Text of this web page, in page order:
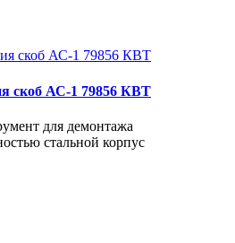
скоб АС-1 79856 КВТ
для демонтажа
стальной корпус